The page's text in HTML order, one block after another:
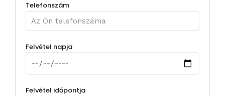
Telefonszám
Felvétel napja
Felvétel időpontja